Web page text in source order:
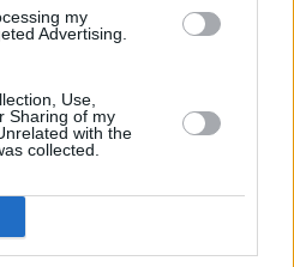
my
Advertising.
Use,
Sharing of my
with the
collected.